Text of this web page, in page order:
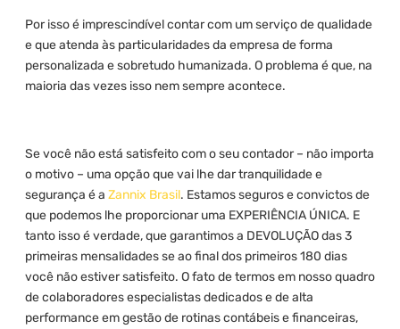
Por isso é imprescindível contar com um serviço de qualidade
e que atenda às particularidades da empresa de forma
personalizada e sobretudo humanizada. O problema é que, na
maioria das vezes isso nem sempre acontece.
Se você não está satisfeito com o seu contador – não importa
o motivo – uma opção que vai lhe dar tranquilidade e
segurança é a Zannix Brasil. Estamos seguros e convictos de
que podemos lhe proporcionar uma EXPERIÊNCIA ÚNICA. E
tanto isso é verdade, que garantimos a DEVOLUÇÃO das 3
primeiras mensalidades se ao final dos primeiros 180 dias
você não estiver satisfeito. O fato de termos em nosso quadro
de colaboradores especialistas dedicados e de alta
performance em gestão de rotinas contábeis e financeiras,